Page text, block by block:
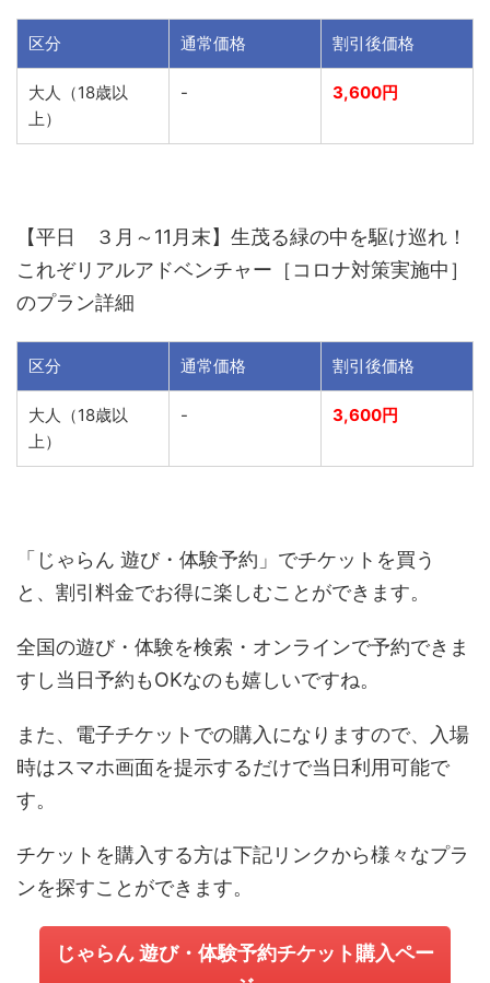
区分 通常価格 割引後価格
大人（18歳以
上）
- 3,600円
【平日 ３月～11月末】生茂る緑の中を駆け巡れ！
これぞリアルアドベンチャー［コロナ対策実施中］
のプラン詳細
区分 通常価格 割引後価格
大人（18歳以
上）
- 3,600円
「じゃらん 遊び・体験予約」でチケットを買う
と、割引料金でお得に楽しむことができます。
全国の遊び・体験を検索・オンラインで予約できま
すし当日予約もOKなのも嬉しいですね。
また、電子チケットでの購入になりますので、入場
時はスマホ画面を提示するだけで当日利用可能で
す。
チケットを購入する方は下記リンクから様々なプラ
ンを探すことができます。
じゃらん 遊び・体験予約チケット購入ペー